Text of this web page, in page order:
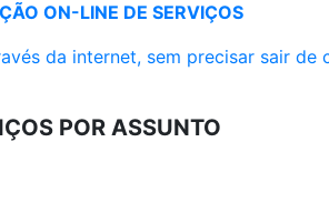
ON-LINE DE SERVIÇOS
da internet, sem precisar sair de
POR ASSUNTO